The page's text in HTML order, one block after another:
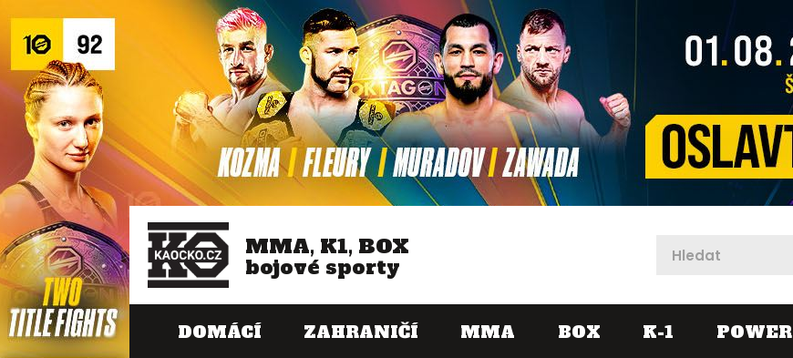
MMA, K1, BOX
bojové sporty
DOMÁCÍ ZAHRANIČÍ MMA BOX K-1 POWER